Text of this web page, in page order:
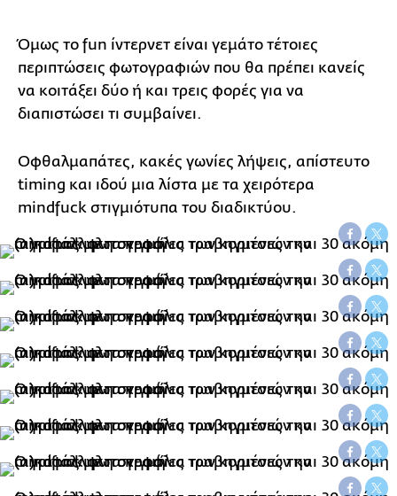
Όμως το fun ίντερνετ είναι γεμάτο τέτοιες
περιπτώσεις φωτογραφιών που θα πρέπει κανείς
να κοιτάξει δύο ή και τρεις φορές για να
διαπιστώσει τι συμβαίνει.
Oφθαλμαπάτες, κακές γωνίες λήψεις, απίστευτο
timing και ιδού μια λίστα με τα χειρότερα
mindfuck στιγμιότυπα του διαδικτύου.